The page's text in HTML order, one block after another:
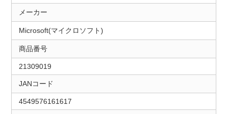
メーカー
Microsoft(マイクロソフト)
商品番号
21309019
JANコード
4549576161617